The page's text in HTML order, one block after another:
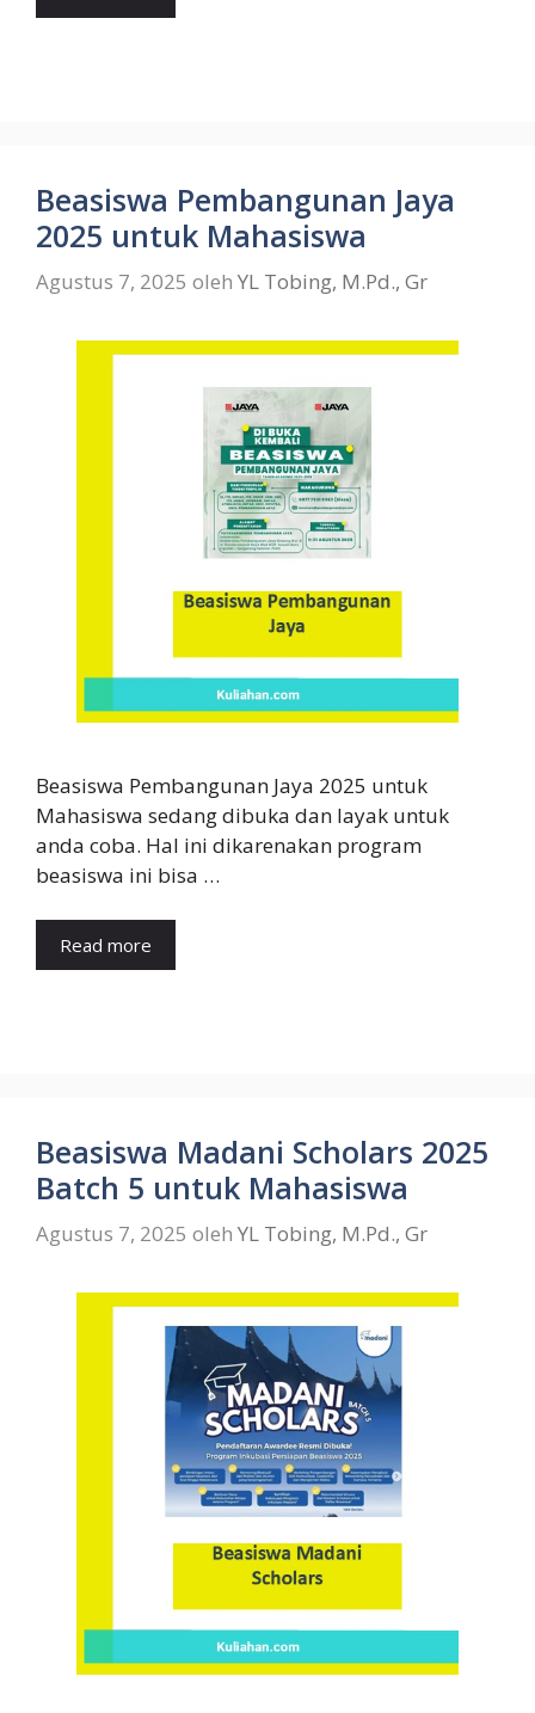
Beasiswa Pembangunan Jaya
2025 untuk Mahasiswa
Agustus 7, 2025 oleh YL Tobing, M.Pd., Gr
Beasiswa Pembangunan Jaya 2025 untuk
Mahasiswa sedang dibuka dan layak untuk
anda coba. Hal ini dikarenakan program
beasiswa ini bisa …
Read more
Beasiswa Madani Scholars 2025
Batch 5 untuk Mahasiswa
Agustus 7, 2025 oleh YL Tobing, M.Pd., Gr